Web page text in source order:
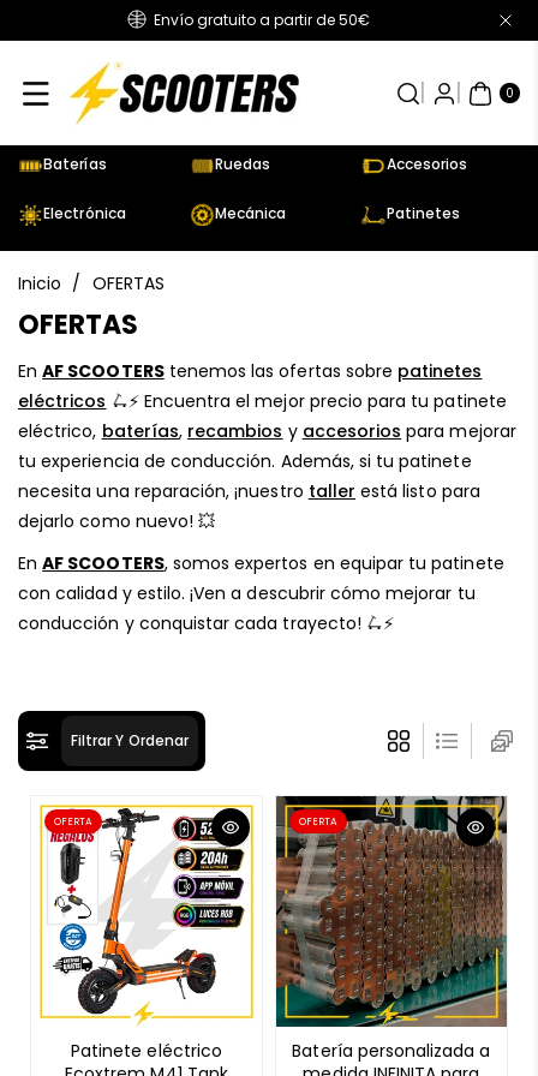
Envío gratuito a partir de 50€
0
AR
TÍC
UL
Baterías Ruedas Accesorios
Electrónica Mecánica Patinetes
Inicio / OFERTAS
C
o
l
e
c
c
i
ó
n
:
OFERTAS
EnAF SCOOTERStenemos las ofertas sobre patinetes
eléctricos 🛴⚡ Encuentra el mejor precio para tu patinete
eléctrico, baterías, recambios y accesorios para mejorar
tu experiencia de conducción. Además, si tu patinete
necesita una reparación, ¡nuestro taller está listo para
dejarlo como nuevo! 💥
EnAF SCOOTERS, somos expertos en equipar tu patinete
con calidad y estilo. ¡Ven a descubrir cómo mejorar tu
conducción y conquistar cada trayecto! 🛴⚡
Filtrar Y Ordenar
OFERTA
Patinete eléctrico
OFERTA
Batería personalizada a